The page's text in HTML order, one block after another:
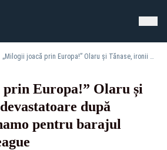
„Milogii joacă prin Europa!” Olaru și Tănase, ironii devastatoare după victoria cu Dinamo pentru barajul Conference League
Europa!” Olaru și
după
pentru barajul